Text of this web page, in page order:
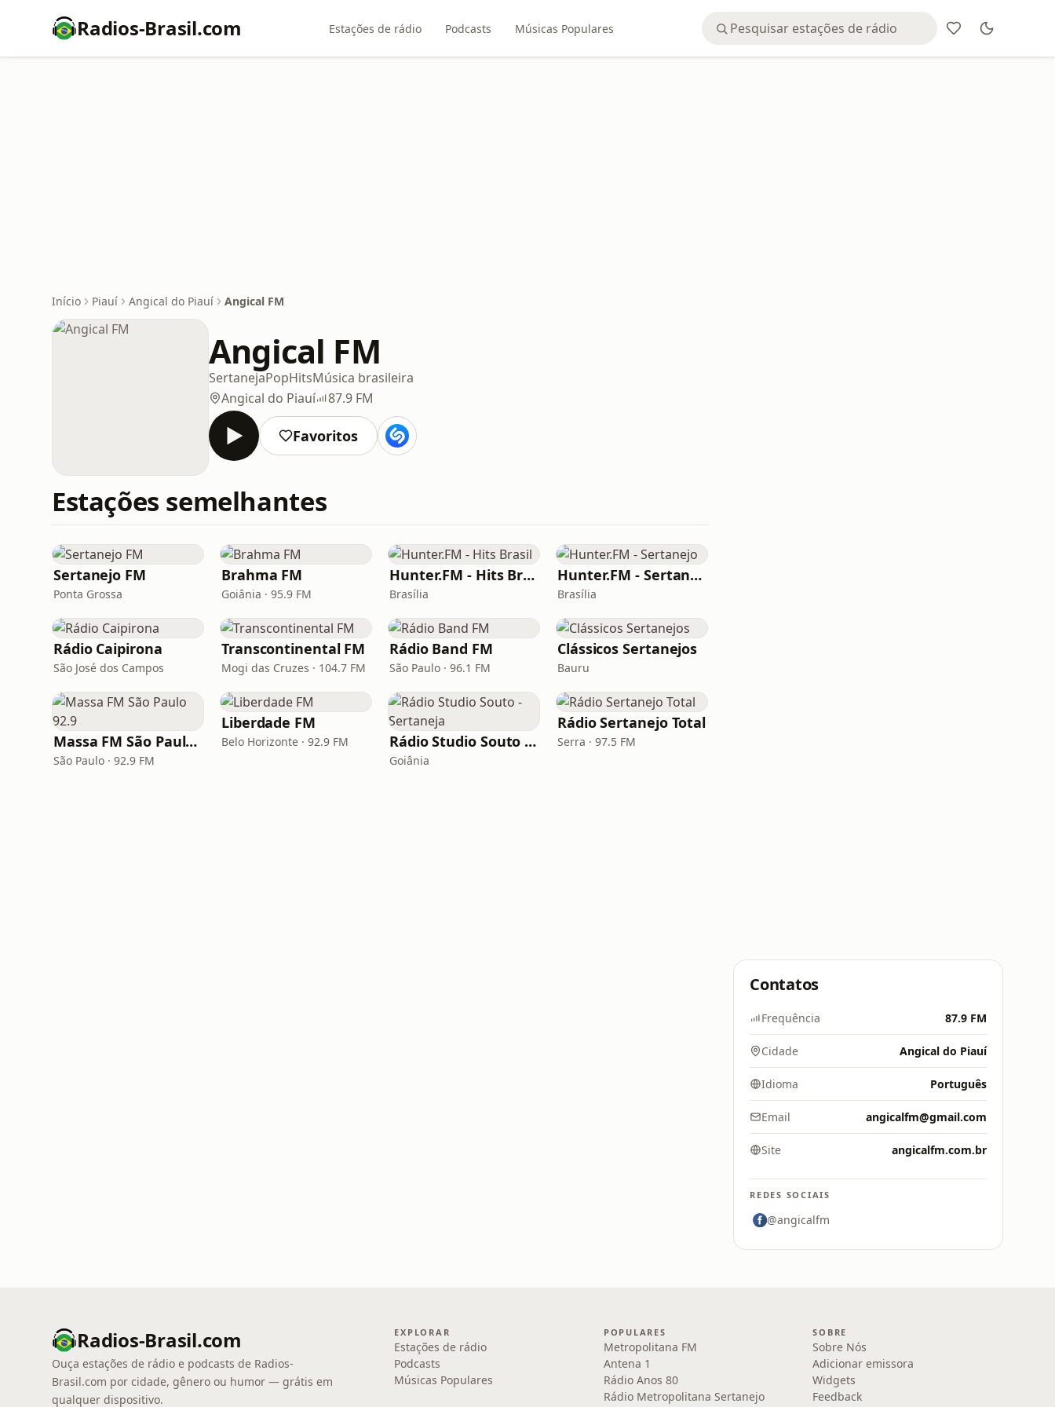
Radios-Brasil.com Estações de rádio Podcasts Músicas Populares
Início Piauí Angical do Piauí Angical FM
Angical FM
SertanejaPopHitsMúsica brasileira
Angical do Piauí
87.9 FM
Favoritos
Estações semelhantes
Sertanejo FM
Ponta Grossa
Brahma FM
Goiânia · 95.9 FM
Hunter.FM - Hits Brasil
Brasília
Hunter.FM - Sertanejo
Brasília
Rádio Caipirona
São José dos Campos
Transcontinental FM
Mogi das Cruzes · 104.7 FM
Rádio Band FM
São Paulo · 96.1 FM
Clássicos Sertanejos
Bauru
Massa FM São Paulo 92.9
São Paulo · 92.9 FM
Liberdade FM
Belo Horizonte · 92.9 FM Rádio Studio Souto - Sertaneja
Goiânia
Rádio Sertanejo Total
Serra · 97.5 FM
Contatos
Frequência 87.9 FM
Cidade Angical do Piauí
Idioma Português
Email angicalfm@gmail.com
Site angicalfm.com.br
REDES SOCIAIS
@angicalfm
Radios-Brasil.com
Ouça estações de rádio e podcasts de Radios-
Brasil.com por cidade, gênero ou humor — grátis em
qualquer dispositivo.
EXPLORAR
Estações de rádio
Podcasts
Músicas Populares
POPULARES
Metropolitana FM
Antena 1
Rádio Anos 80
Rádio Metropolitana Sertanejo
SOBRE
Sobre Nós
Adicionar emissora
Widgets
Feedback